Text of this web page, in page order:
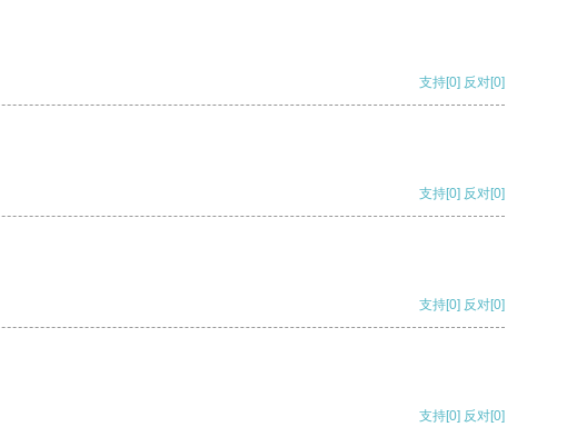
支持[0] 反对[0]
支持[0] 反对[0]
支持[0] 反对[0]
支持[0] 反对[0]